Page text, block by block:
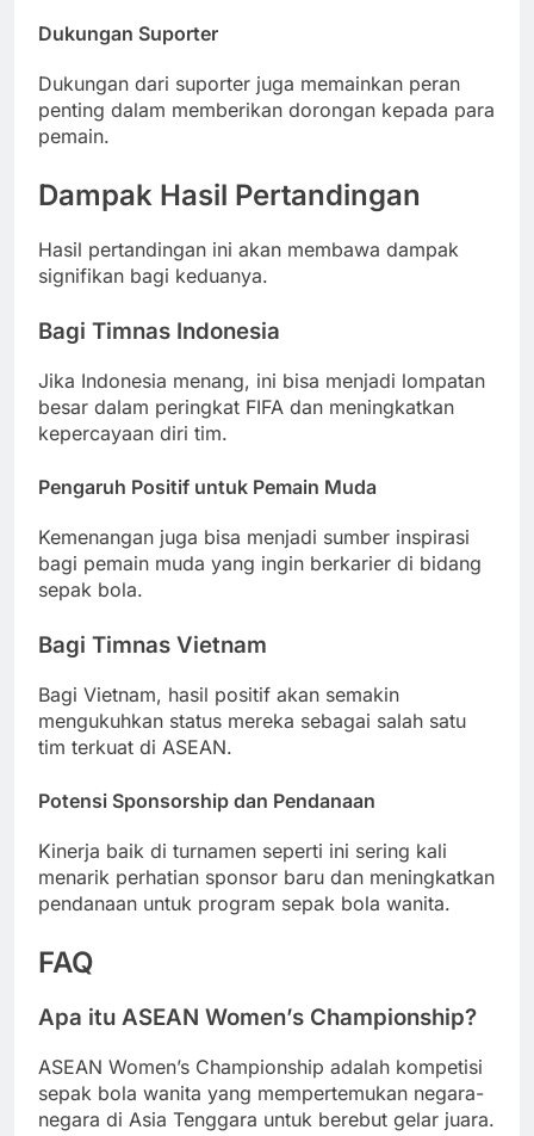
Dukungan Suporter
Dukungan dari suporter juga memainkan peran
penting dalam memberikan dorongan kepada para
pemain.
Dampak Hasil Pertandingan
Hasil pertandingan ini akan membawa dampak
signifikan bagi keduanya.
Bagi Timnas Indonesia
Jika Indonesia menang, ini bisa menjadi lompatan
besar dalam peringkat FIFA dan meningkatkan
kepercayaan diri tim.
Pengaruh Positif untuk Pemain Muda
Kemenangan juga bisa menjadi sumber inspirasi
bagi pemain muda yang ingin berkarier di bidang
sepak bola.
Bagi Timnas Vietnam
Bagi Vietnam, hasil positif akan semakin
mengukuhkan status mereka sebagai salah satu
tim terkuat di ASEAN.
Potensi Sponsorship dan Pendanaan
Kinerja baik di turnamen seperti ini sering kali
menarik perhatian sponsor baru dan meningkatkan
pendanaan untuk program sepak bola wanita.
FAQ
Apa itu ASEAN Women’s Championship?
ASEAN Women’s Championship adalah kompetisi
sepak bola wanita yang mempertemukan negara-
negara di Asia Tenggara untuk berebut gelar juara.